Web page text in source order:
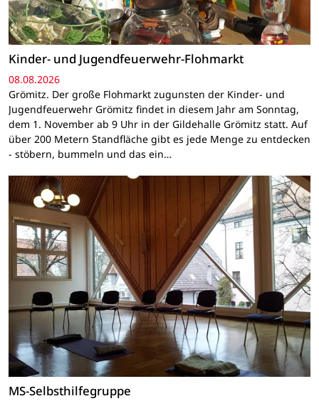
Kinder- und Jugendfeuerwehr-Flohmarkt
08.08.2026
Grömitz. Der große Flohmarkt zugunsten der Kinder- und
Jugendfeuerwehr Grömitz findet in diesem Jahr am Sonntag,
dem 1. November ab 9 Uhr in der Gildehalle Grömitz statt. Auf
über 200 Metern Standfläche gibt es jede Menge zu entdecken
- stöbern, bummeln und das ein…
MS-Selbsthilfegruppe